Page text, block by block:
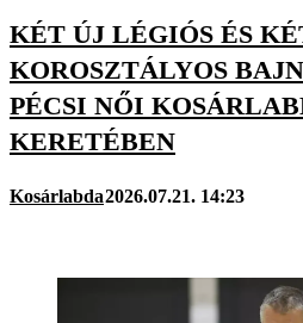
KÉT ÚJ LÉGIÓS ÉS
KOROSZTÁLYOS
PÉCSI NŐI
KERETÉBEN
Kosárlabda2026.07.21. 14:23